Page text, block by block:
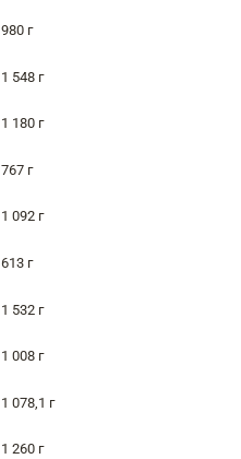
980 г
1 548 г
1 180 г
767 г
1 092 г
613 г
1 532 г
1 008 г
1 078,1 г
1 260 г